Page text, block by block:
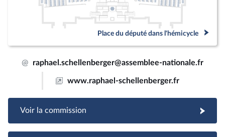
Place du député dans l'hémicycle
@ raphael.schellenberger@assemblee-nationale.fr
www.raphael-schellenberger.fr
Voir la commission